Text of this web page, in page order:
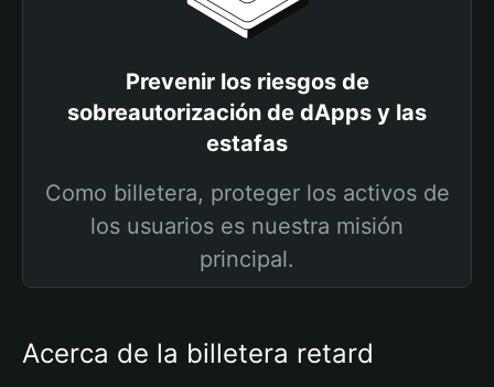
Prevenir los riesgos de
sobreautorización de dApps y las
estafas
Como billetera, proteger los activos de
los usuarios es nuestra misión
principal.
Acerca de la billetera retard